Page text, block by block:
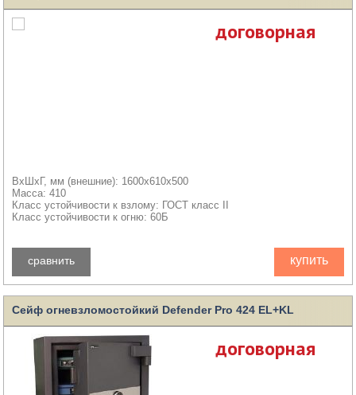
договорная
ВхШхГ, мм (внешние): 1600x610x500
Масса: 410
Класс устойчивости к взлому: ГОСТ класс II
Класс устойчивости к огню: 60Б
купить
сравнить
Сейф огневзломостойкий Defender Pro 424 EL+KL
договорная